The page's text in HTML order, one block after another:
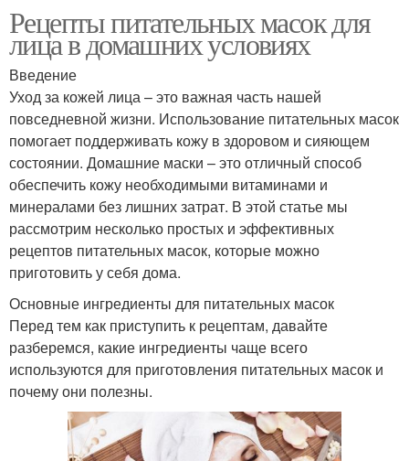
Рецепты питательных масок для
лица в домашних условиях
Введение
Уход за кожей лица – это важная часть нашей
повседневной жизни. Использование питательных масок
помогает поддерживать кожу в здоровом и сияющем
состоянии. Домашние маски – это отличный способ
обеспечить кожу необходимыми витаминами и
минералами без лишних затрат. В этой статье мы
рассмотрим несколько простых и эффективных
рецептов питательных масок, которые можно
приготовить у себя дома.
Основные ингредиенты для питательных масок
Перед тем как приступить к рецептам, давайте
разберемся, какие ингредиенты чаще всего
используются для приготовления питательных масок и
почему они полезны.